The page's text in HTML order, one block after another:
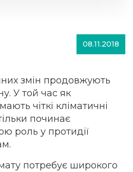
08.11.2018
змін продовжують
У той час як
чіткі кліматичні
починає
роль у протидії
потребує широкого